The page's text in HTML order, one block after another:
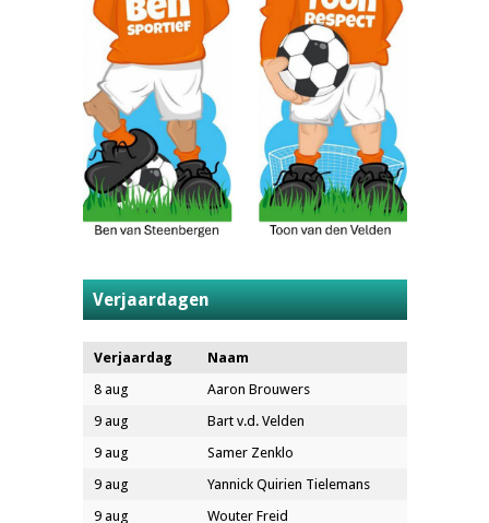
Verjaardagen
Verjaardag
Naam
8 aug
Aaron Brouwers
9 aug
Bart v.d. Velden
9 aug
Samer Zenklo
9 aug
Yannick Quirien Tielemans
9 aug
Wouter Freid